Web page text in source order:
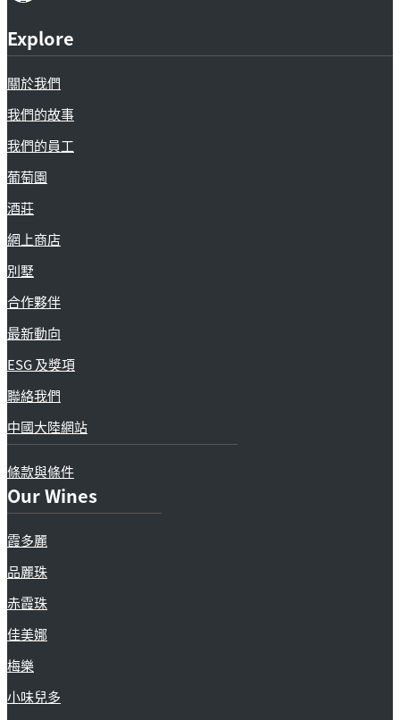
Explore
關於我們
我們的故事
我們的員工
葡萄園
酒莊
網上商店
別墅
合作夥伴
最新動向
ESG 及獎項
聯絡我們
中國大陸網站
條款與條件
Our Wines
霞多麗
品麗珠
赤霞珠
佳美娜
梅樂
小味兒多